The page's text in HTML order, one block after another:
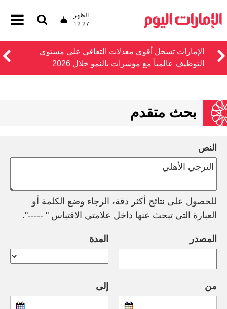
الظهر
12:27
الإمارات تسجل أقوى معدلات التعافي على مستوى
التوظيف عالمياً مع مؤشرات بالنمو خلال 2026
بحث متقدم
النص
للحصول على نتائج أكثر دقة، الرجاء وضع الكلمة أو
العبارة التي تبحث عنها داخل علامتي الاقتباس " -----".
المصدر المدة
من إلى